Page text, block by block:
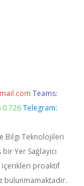
Teams:
0 726 Telegram:
Bilgi Teknolojileri
Yer Sağlayıcı
içerikleri proaktif
bulunmamaktadır.